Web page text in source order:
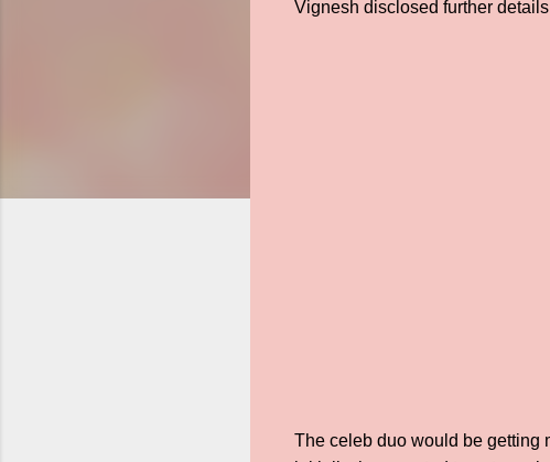
Vignesh disclosed further
The celeb duo would be getting